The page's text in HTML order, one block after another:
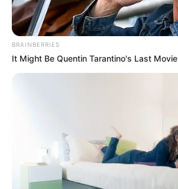
BRAINBERRIES
It Might Be Quentin Tarantino's Last Movie